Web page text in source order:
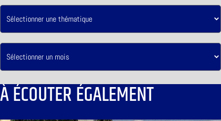
À ÉCOUTER ÉGALEMENT